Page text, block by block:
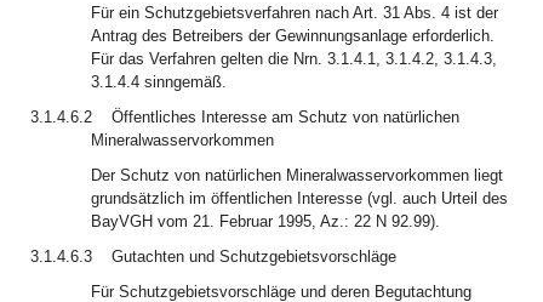
Für ein Schutzgebietsverfahren nach Art. 31 Abs. 4 ist der
Antrag des Betreibers der Gewinnungsanlage erforderlich.
Für das Verfahren gelten die Nrn. 3.1.4.1, 3.1.4.2, 3.1.4.3,
3.1.4.4 sinngemäß.
3.1.4.6.2
Öffentliches Interesse am Schutz von natürlichen
Mineralwasservorkommen
Der Schutz von natürlichen Mineralwasservorkommen liegt
grundsätzlich im öffentlichen Interesse (vgl. auch Urteil des
BayVGH vom 21. Februar 1995, Az.: 22 N 92.99).
3.1.4.6.3
Gutachten und Schutzgebietsvorschläge
Für Schutzgebietsvorschläge und deren Begutachtung